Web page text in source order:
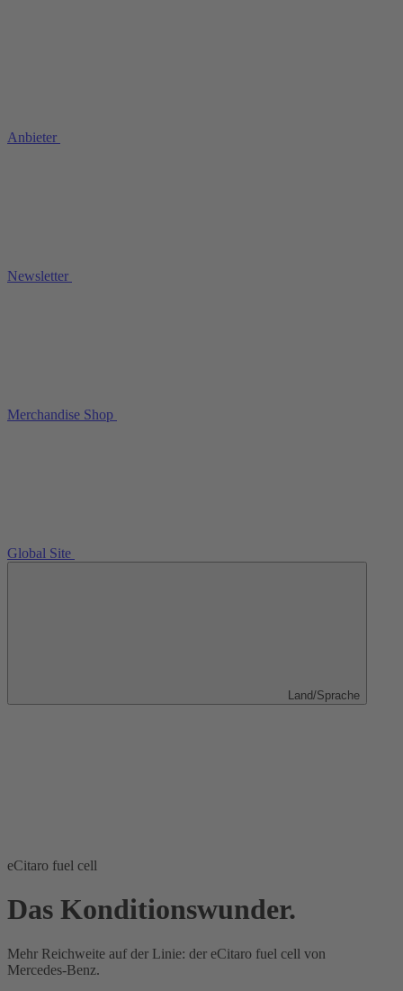
Anbieter
Newsletter
Merchandise Shop
Global Site
Land/Sprache
eCitaro fuel cell
Das Konditionswunder.
Mehr Reichweite auf der Linie: der eCitaro fuel cell von
Mercedes‑Benz.